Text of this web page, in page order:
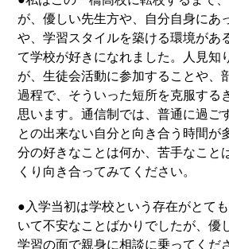
が、優しい先生方や、自分自身にあ
や、学習スタイルを築ける環境があ
て学校が好きになれました。人見知
が、生徒会活動に参加することや、
過程で、そういった短所を克服する
思います。通信制では、普通に過ご
との出来ない自分と向き合う時間が
分の好きなことは何か、苦手なこと
くり向き合ってみてください。
●入学当初は学校という存在がとて
いて不安なことばかりでしたが、優
学習の面で親身に相談に乗ってくだ